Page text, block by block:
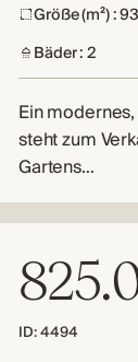
Größe (m²) :
Bäder : 2
Ein
steht zum
Gartens…
ID: 4494